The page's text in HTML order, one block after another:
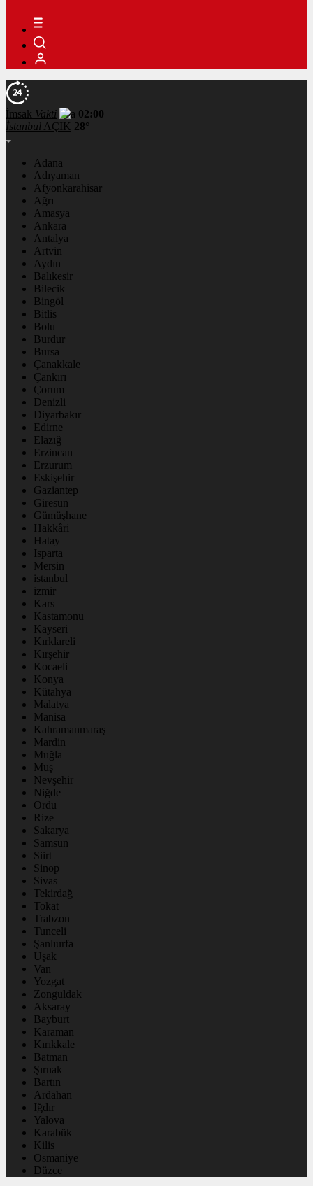
İmsak Vakti
02:00
İstanbul AÇIK 28°
Adana
Adıyaman
Afyonkarahisar
Ağrı
Amasya
Ankara
Antalya
Artvin
Aydın
Balıkesir
Bilecik
Bingöl
Bitlis
Bolu
Burdur
Bursa
Çanakkale
Çankırı
Çorum
Denizli
Diyarbakır
Edirne
Elazığ
Erzincan
Erzurum
Eskişehir
Gaziantep
Giresun
Gümüşhane
Hakkâri
Hatay
Isparta
Mersin
istanbul
izmir
Kars
Kastamonu
Kayseri
Kırklareli
Kırşehir
Kocaeli
Konya
Kütahya
Malatya
Manisa
Kahramanmaraş
Mardin
Muğla
Muş
Nevşehir
Niğde
Ordu
Rize
Sakarya
Samsun
Siirt
Sinop
Sivas
Tekirdağ
Tokat
Trabzon
Tunceli
Şanlıurfa
Uşak
Van
Yozgat
Zonguldak
Aksaray
Bayburt
Karaman
Kırıkkale
Batman
Şırnak
Bartın
Ardahan
Iğdır
Yalova
Karabük
Kilis
Osmaniye
Düzce